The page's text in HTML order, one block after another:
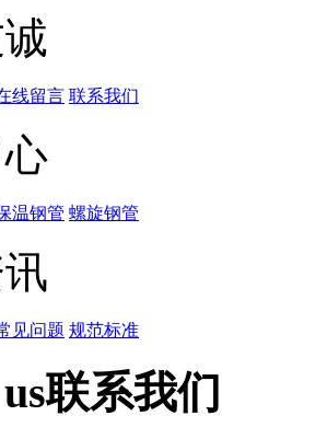
线留言 联系我们
温钢管 螺旋钢管
见问题 规范标准
联系我们